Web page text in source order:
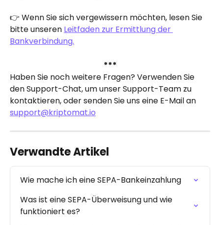
👉 Wenn Sie sich vergewissern möchten, lesen Sie
bitte unseren Leitfaden zur Ermittlung der
Bankverbindung.
***
Haben Sie noch weitere Fragen? Verwenden Sie
den Support-Chat, um unser Support-Team zu
kontaktieren, oder senden Sie uns eine E-Mail an
support@kriptomat.io
Verwandte Artikel
Wie mache ich eine SEPA-Bankeinzahlung
Was ist eine SEPA-Überweisung und wie
funktioniert es?